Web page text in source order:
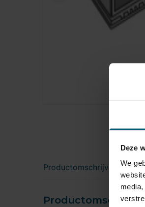
Deze
We
Productomschrijving